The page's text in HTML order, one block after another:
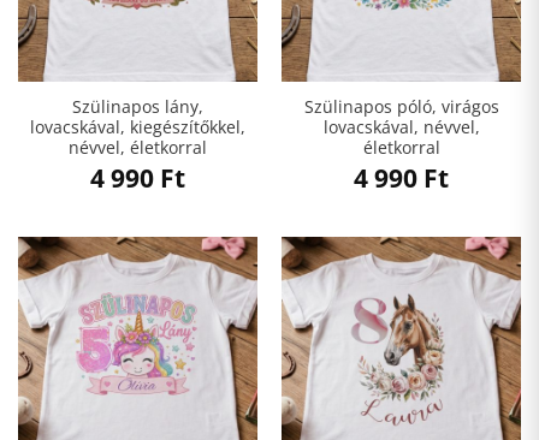
Szülinapos lány,
lovacskával, kiegészítőkkel,
névvel, életkorral
4 990 Ft
Szülinapos póló, virágos
lovacskával, névvel,
életkorral
4 990 Ft